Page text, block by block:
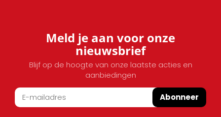
Meld je aan voor onze
nieuwsbrief
Blijf op de hoogte van onze laatste acties en
aanbiedingen
Abonneer